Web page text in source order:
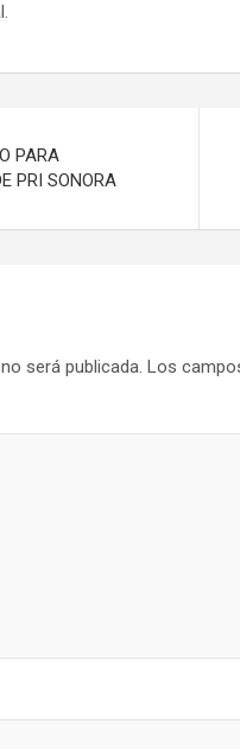
PARA
PRI SONORA
será publicada. Los